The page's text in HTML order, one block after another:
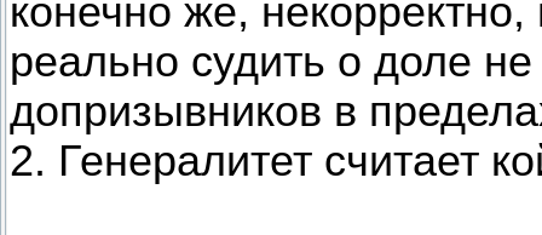
конечно же,
реально судить о доле
допризывников в
2. Генералитет считает